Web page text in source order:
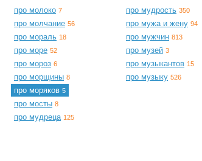
про молоко 7
про молчание 56
про мораль 18
про море 52
про мороз 6
про морщины 8
про моряков 5
про мосты 8
про мудреца 125
про мудрость 350
про мужа и жену 94
про мужчин 813
про музей 3
про музыкантов 15
про музыку 526